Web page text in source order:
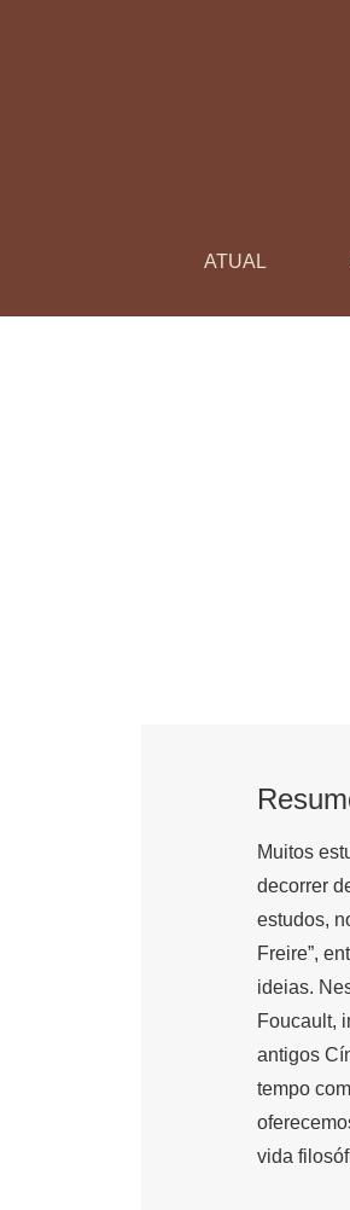
ATUAL
Muitos
decorrer
estudos,
Freire”,
ideias.
Foucault,
antigos
tempo
vida